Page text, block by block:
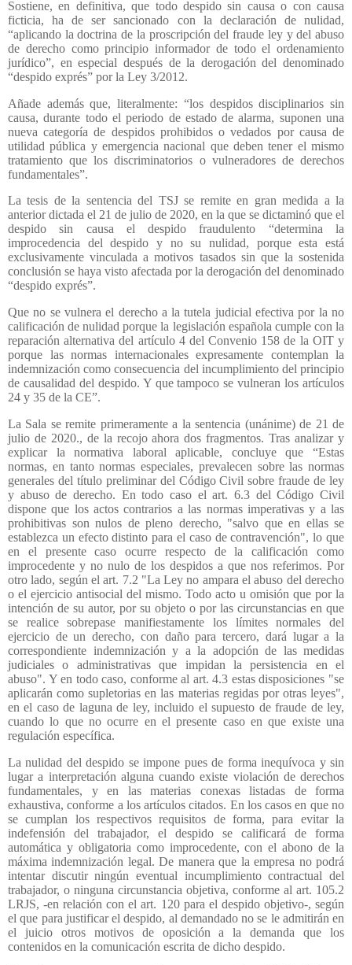
Sostiene, en definitiva, que todo despido sin causa o con causa
ficticia, ha de ser sancionado con la declaración de nulidad,
“aplicando la doctrina de la proscripción del fraude ley y del abuso
de derecho como principio informador de todo el ordenamiento
jurídico”, en especial después de la derogación del denominado
“despido exprés” por la Ley 3/2012.
Añade además que, literalmente: “los despidos disciplinarios sin
causa, durante todo el periodo de estado de alarma, suponen una
nueva categoría de despidos prohibidos o vedados por causa de
utilidad pública y emergencia nacional que deben tener el mismo
tratamiento que los discriminatorios o vulneradores de derechos
fundamentales”.
La tesis de la sentencia del TSJ se remite en gran medida a la
anterior dictada el 21 de julio de 2020, en la que se dictaminó que el
despido sin causa el despido fraudulento “determina la
improcedencia del despido y no su nulidad, porque esta está
exclusivamente vinculada a motivos tasados sin que la sostenida
conclusión se haya visto afectada por la derogación del denominado
“despido exprés”.
Que no se vulnera el derecho a la tutela judicial efectiva por la no
calificación de nulidad porque la legislación española cumple con la
reparación alternativa del artículo 4 del Convenio 158 de la OIT y
porque las normas internacionales expresamente contemplan la
indemnización como consecuencia del incumplimiento del principio
de causalidad del despido. Y que tampoco se vulneran los artículos
24 y 35 de la CE”.
La Sala se remite primeramente a la sentencia (unánime) de 21 de
julio de 2020., de la recojo ahora dos fragmentos. Tras analizar y
explicar la normativa laboral aplicable, concluye que “Estas
normas, en tanto normas especiales, prevalecen sobre las normas
generales del título preliminar del Código Civil sobre fraude de ley
y abuso de derecho. En todo caso el art. 6.3 del Código Civil
dispone que los actos contrarios a las normas imperativas y a las
prohibitivas son nulos de pleno derecho, "salvo que en ellas se
establezca un efecto distinto para el caso de contravención", lo que
en el presente caso ocurre respecto de la calificación como
improcedente y no nulo de los despidos a que nos referimos. Por
otro lado, según el art. 7.2 "La Ley no ampara el abuso del derecho
o el ejercicio antisocial del mismo. Todo acto u omisión que por la
intención de su autor, por su objeto o por las circunstancias en que
se realice sobrepase manifiestamente los límites normales del
ejercicio de un derecho, con daño para tercero, dará lugar a la
correspondiente indemnización y a la adopción de las medidas
judiciales o administrativas que impidan la persistencia en el
abuso". Y en todo caso, conforme al art. 4.3 estas disposiciones "se
aplicarán como supletorias en las materias regidas por otras leyes",
en el caso de laguna de ley, incluido el supuesto de fraude de ley,
cuando lo que no ocurre en el presente caso en que existe una
regulación específica.
La nulidad del despido se impone pues de forma inequívoca y sin
lugar a interpretación alguna cuando existe violación de derechos
fundamentales, y en las materias conexas listadas de forma
exhaustiva, conforme a los artículos citados. En los casos en que no
se cumplan los respectivos requisitos de forma, para evitar la
indefensión del trabajador, el despido se calificará de forma
automática y obligatoria como improcedente, con el abono de la
máxima indemnización legal. De manera que la empresa no podrá
intentar discutir ningún eventual incumplimiento contractual del
trabajador, o ninguna circunstancia objetiva, conforme al art. 105.2
LRJS, -en relación con el art. 120 para el despido objetivo-, según
el que para justificar el despido, al demandado no se le admitirán en
el juicio otros motivos de oposición a la demanda que los
contenidos en la comunicación escrita de dicho despido.